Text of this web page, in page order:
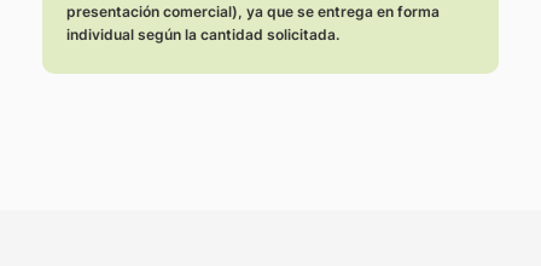
presentación comercial), ya que se entrega en forma
individual según la cantidad solicitada.